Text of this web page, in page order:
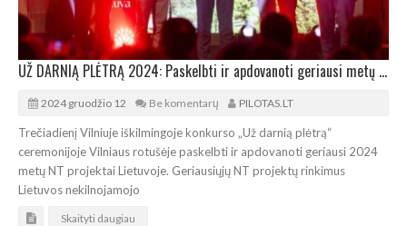
UŽ DARNIĄ PLĖTRĄ 2024: Paskelbti ir apdovanoti geriausi metų NT projektai Lietuvoje
2024 gruodžio 12 Be komentarų PILOTAS.LT
Trečiadienį Vilniuje iškilmingoje konkurso „Už darnią plėtrą“
ceremonijoje Vilniaus rotušėje paskelbti ir apdovanoti geriausi 2024
metų NT projektai Lietuvoje. Geriausiųjų NT projektų rinkimus
Lietuvos nekilnojamojo
Skaityti daugiau